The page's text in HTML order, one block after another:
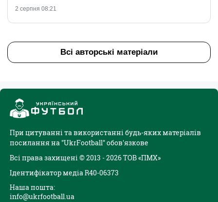
2 серпня 08:21
Всі авторські матеріали
При цитуванні та використанні будь-яких матеріалів
посилання на "UkrFootball" обов'язкове
Всі права захищені © 2013 - 2026 ТОВ «ПМХ»
Ідентифікатор медіа R40-06373
Наша пошта:
info@ukrfootball.ua